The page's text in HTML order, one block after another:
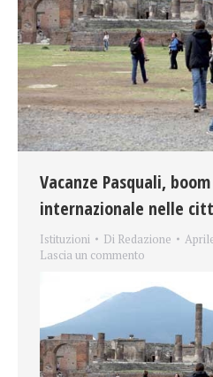
Vacanze Pasquali,
internazionale nelle
Istituzioni Di Redazione
Lascia un commento